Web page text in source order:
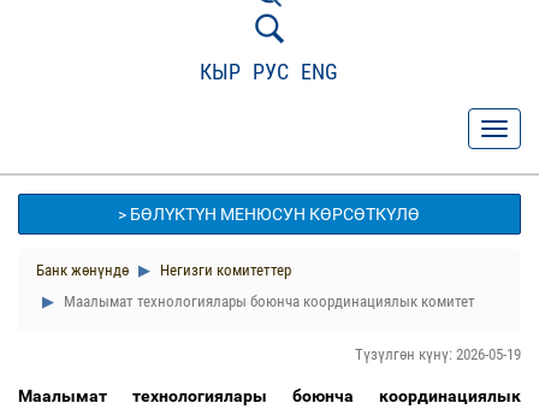
КЫР РУС ENG
> БӨЛҮКТҮН МЕНЮСУН КӨРСӨТКҮЛӨ
Банк жөнүндө
Негизги комитеттер
Маалымат технологиялары боюнча координациялык комитет
Түзүлгөн күнү: 2026-05-19
Маалымат технологиялары боюнча координациялык